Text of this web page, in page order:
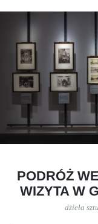
PODRÓŻ
WIZYTA W
dzieła